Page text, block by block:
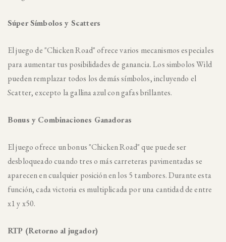
Súper Símbolos y Scatters
El juego de "Chicken Road" ofrece varios mecanismos especiales
para aumentar tus posibilidades de ganancia. Los simbolos Wild
pueden remplazar todos los demás símbolos, incluyendo el
Scatter, excepto la gallina azul con gafas brillantes.
Bonus y Combinaciones Ganadoras
El juego ofrece un bonus "Chicken Road" que puede ser
desbloqueado cuando tres o más carreteras pavimentadas se
aparecen en cualquier posición en los 5 tambores. Durante esta
función, cada victoria es multiplicada por una cantidad de entre
x1 y x50.
RTP (Retorno al jugador)